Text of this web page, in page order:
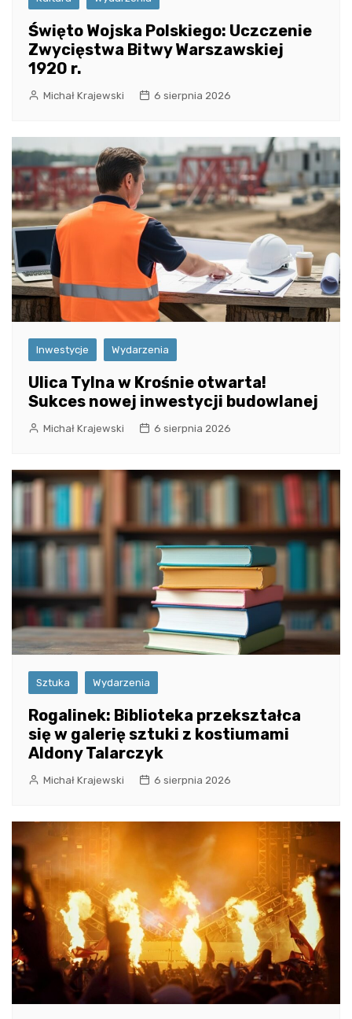
Święto Wojska Polskiego: Uczczenie
Zwycięstwa Bitwy Warszawskiej
1920 r.
Michał Krajewski 6 sierpnia 2026
Inwestycje Wydarzenia
Ulica Tylna w Krośnie otwarta!
Sukces nowej inwestycji budowlanej
Michał Krajewski 6 sierpnia 2026
Sztuka Wydarzenia
Rogalinek: Biblioteka przekształca
się w galerię sztuki z kostiumami
Aldony Talarczyk
Michał Krajewski 6 sierpnia 2026